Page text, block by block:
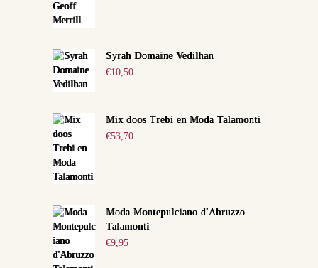
Syrah Domaine Vedilhan
€10,50
Mix doos Trebi en Moda Talamonti
€53,70
Moda Montepulciano d'Abruzzo
Talamonti
€9,95